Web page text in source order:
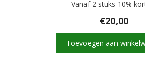
Vanaf 2 stuks 10%
€20,00
Toevoegen aan